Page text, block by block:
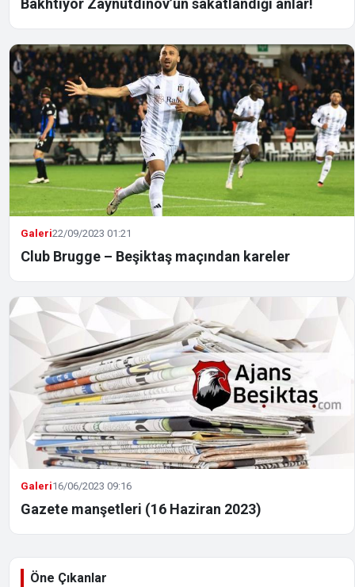
Galeri22/09/2023 01:21
Club Brugge – Beşiktaş maçından kareler
Galeri16/06/2023 09:16
Gazete manşetleri (16 Haziran 2023)
Öne Çıkanlar